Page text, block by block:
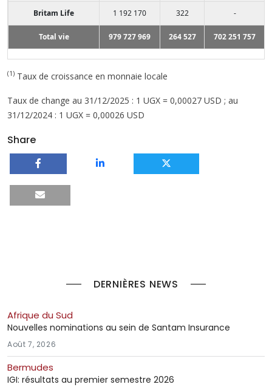
Britam Life 1 192 170 322 -
Total vie 979 727 969 264 527 702 251 757
(1) Taux de croissance en monnaie locale
Taux de change au 31/12/2025 : 1 UGX = 0,00027 USD ; au
31/12/2024 : 1 UGX = 0,00026 USD
Share
DERNIÈRES NEWS
Afrique du Sud
Nouvelles nominations au sein de Santam Insurance
Août 7, 2026
Bermudes
IGI: résultats au premier semestre 2026